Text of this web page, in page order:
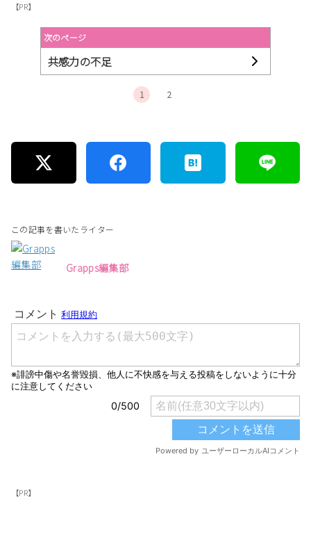
【PR】
次のページ
共感力の不足
1 2
この記事を書いたライター
Grapps編集部
【PR】